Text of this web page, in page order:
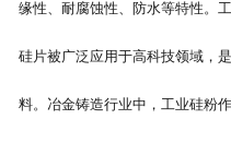
缘性、耐腐蚀性、防水等特性。
硅片被广泛应用于高科技领域，
料。冶金铸造行业中，工业硅粉